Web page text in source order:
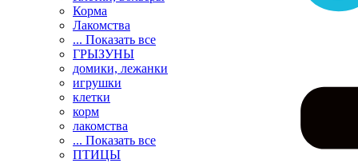
Корма
Лакомства
... Показать все
ГРЫЗУНЫ
домики, лежанки
игрушки
клетки
корм
лакомства
... Показать все
ПТИЦЫ